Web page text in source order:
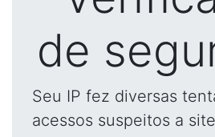
de
Seu IP fez diversas
acessos suspeitos a